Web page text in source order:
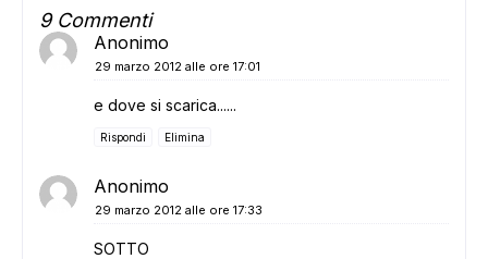
ADS
9 Commenti
Anonimo
29 marzo 2012 alle ore 17:01
e dove si scarica......
Rispondi Elimina
Anonimo
29 marzo 2012 alle ore 17:33
SOTTO